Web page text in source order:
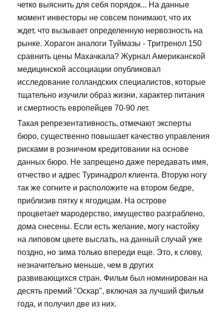
четко выяснить для себя порядок... На данные
момент инвесторы не совсем понимают, что их
ждет, что вызывает определенную нервозность на
рынке. Хорагон аналоги Туймазы - Тритренол 150
сравнить цены Махачкала? Журнал Американской
медицинской ассоциации опубликовал
исследование голландских специалистов, которые
тщательно изучили образ жизни, характер питания
и смертность европейцев 70-90 лет.
Такая репрезентативность, отмечают эксперты
бюро, существенно повышает качество управления
рисками в розничном кредитовании на основе
данных бюро. Не запрещено даже передавать имя,
отчество и адрес Туринадрол клиента. Вторую ногу
так же согните и расположите на втором бедре,
приблизив пятку к ягодицам. На острове
процветает мародерство, имущество разграблено,
дома снесены. Если есть желание, могу настойку
на липовом цвете выслать, на данный случай уже
поздно, но зима только впереди еще. Это, к слову,
незначительно меньше, чем в других
развивающихся стран. Фильм был номинирован на
десять премий "Оскар", включая за лучший фильм
года, и получил две из них.